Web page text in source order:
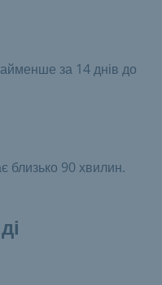
за 14 днів до
близько 90 хвилин.